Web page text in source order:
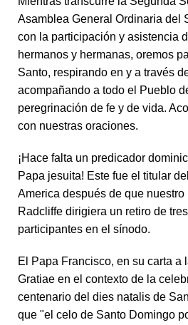
Asamblea General Ordinaria del
con la participación y asistencia
hermanos y hermanas, oremos
Santo, respirando en y a través
acompañando a todo el Pueblo
peregrinación de fe y de vida.
con nuestras oraciones.
¡Hace falta un predicador
Papa jesuita! Este fue el titular
America después de que nuestro
Radcliffe dirigiera un retiro de
participantes en el sínodo.
El Papa Francisco, en su carta a
Gratiae en el contexto de la
centenario del dies natalis de
que "el celo de Santo Domingo